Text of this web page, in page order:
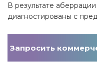
В результате
диагностированы с
Запросить